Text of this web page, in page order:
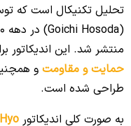
تحلیل تکنیکال است که
منتشر شد. این اندیکاتور
حمایت و مقاومت و
طراحی شده است.
به صورت کلی اندیکاتور